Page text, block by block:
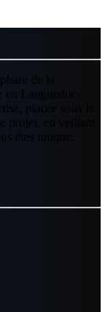
de la
Languedoc-
placée sous le
projet, en veillant
êtes unique,